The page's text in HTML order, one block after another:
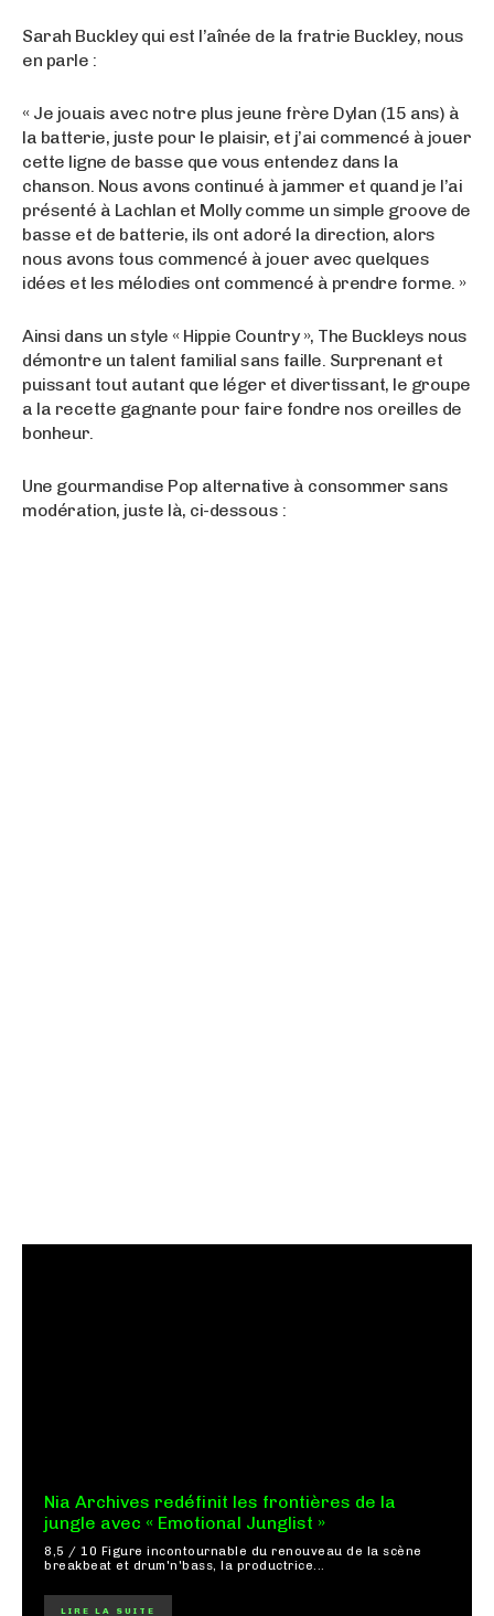
Sarah Buckley qui est l’aînée de la fratrie Buckley, nous
en parle :
« Je jouais avec notre plus jeune frère Dylan (15 ans) à
la batterie, juste pour le plaisir, et j’ai commencé à jouer
cette ligne de basse que vous entendez dans la
chanson. Nous avons continué à jammer et quand je l’ai
présenté à Lachlan et Molly comme un simple groove de
basse et de batterie, ils ont adoré la direction, alors
nous avons tous commencé à jouer avec quelques
idées et les mélodies ont commencé à prendre forme. »
Ainsi dans un style « Hippie Country », The Buckleys nous
démontre un talent familial sans faille. Surprenant et
puissant tout autant que léger et divertissant, le groupe
a la recette gagnante pour faire fondre nos oreilles de
bonheur.
Une gourmandise Pop alternative à consommer sans
modération, juste là, ci-dessous :
Nia Archives redéfinit les frontières de la
jungle avec « Emotional Junglist »
8,5 / 10 Figure incontournable du renouveau de la scène
breakbeat et drum'n'bass, la productrice...
LIRE LA SUITE